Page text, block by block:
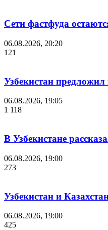
Сети фастфуда
06.08.2026, 20:20
121
Узбекистан предложил
06.08.2026, 19:05
1 118
В Узбекистане
06.08.2026, 19:00
273
Узбекистан и
06.08.2026, 19:00
425